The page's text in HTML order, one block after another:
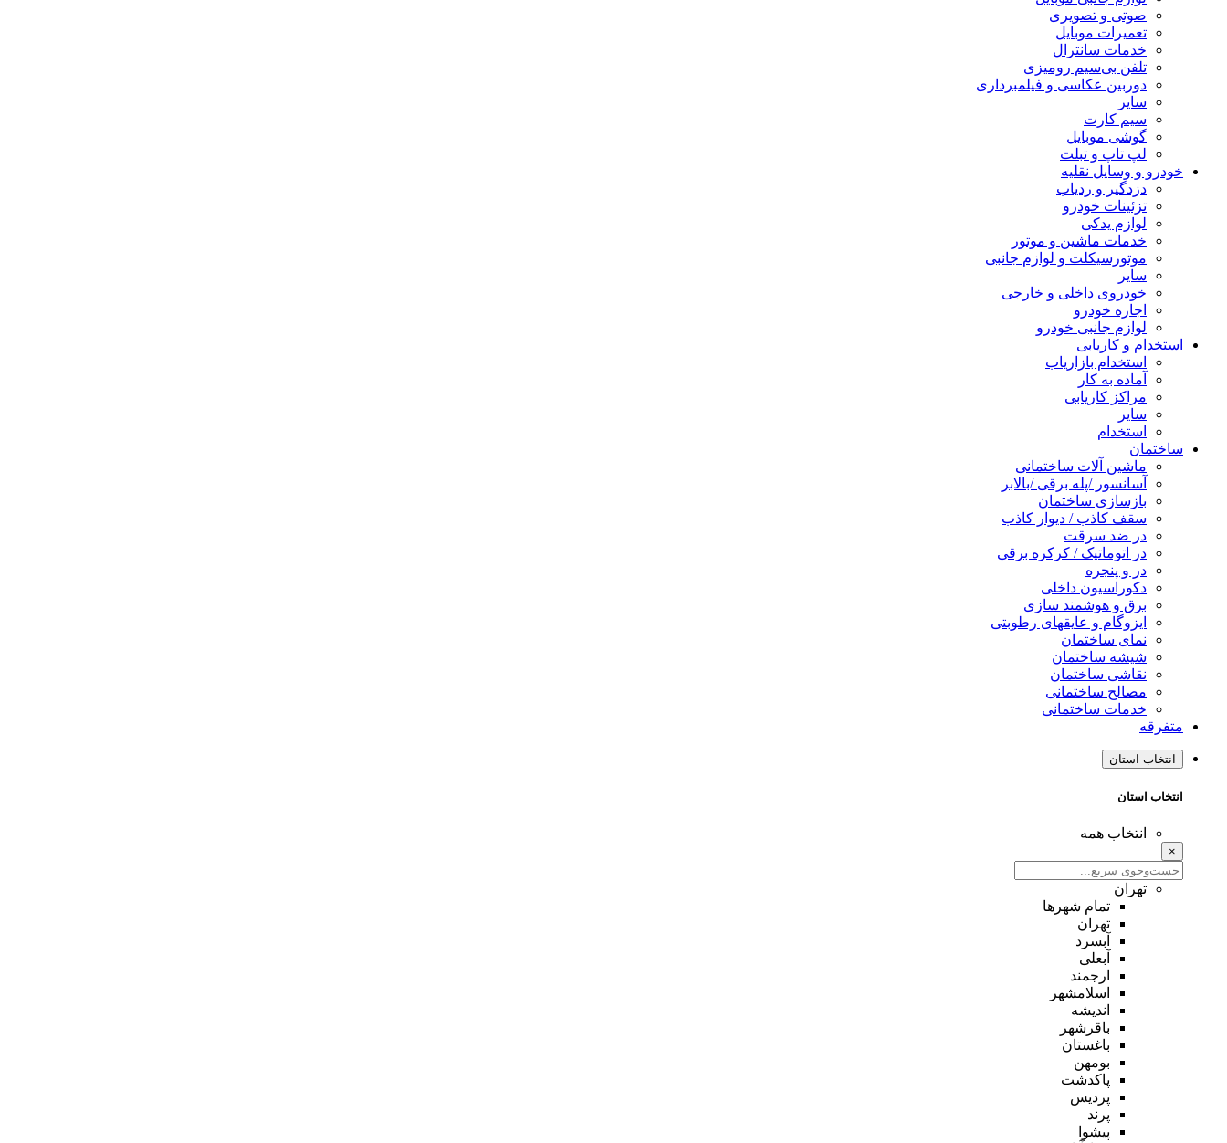
صوتی و تصویری
تعمیرات موبایل
خدمات سانترال
تلفن بی‌سیم رومیزی
دوربین عکاسی و فیلمبرداری
سایر
سیم کارت
گوشی موبایل
لپ تاپ و تبلت
خودرو و وسایل نقلیه
دزدگیر و ردیاب
تزئینات خودرو
لوازم یدکی
خدمات ماشین و موتور
موتورسیکلت و لوازم جانبی
سایر
خودروی داخلی و خارجی
اجاره خودرو
لوازم جانبی خودرو
استخدام و کاریابی
استخدام بازاریاب
آماده به کار
مراکز کاریابی
سایر
استخدام
ساختمان
ماشین آلات ساختمانی
آسانسور /پله برقی /بالابر
بازسازی ساختمان
سقف کاذب / دیوار کاذب
در ضد سرقت
در اتوماتیک / کرکره برقی
در و پنجره
دکوراسیون داخلی
برق و هوشمند سازی
ایزوگام و عایقهای رطوبتی
نمای ساختمان
شیشه ساختمان
نقاشی ساختمان
مصالح ساختمانی
خدمات ساختمانی
متفرقه
انتخاب استان
انتخاب استان
انتخاب همه
×
تهران
تمام شهر‌ها
تهران
آبسرد
آبعلی
ارجمند
اسلامشهر
اندیشه
باقرشهر
باغستان
بومهن
پاکدشت
پردیس
پرند
پیشوا